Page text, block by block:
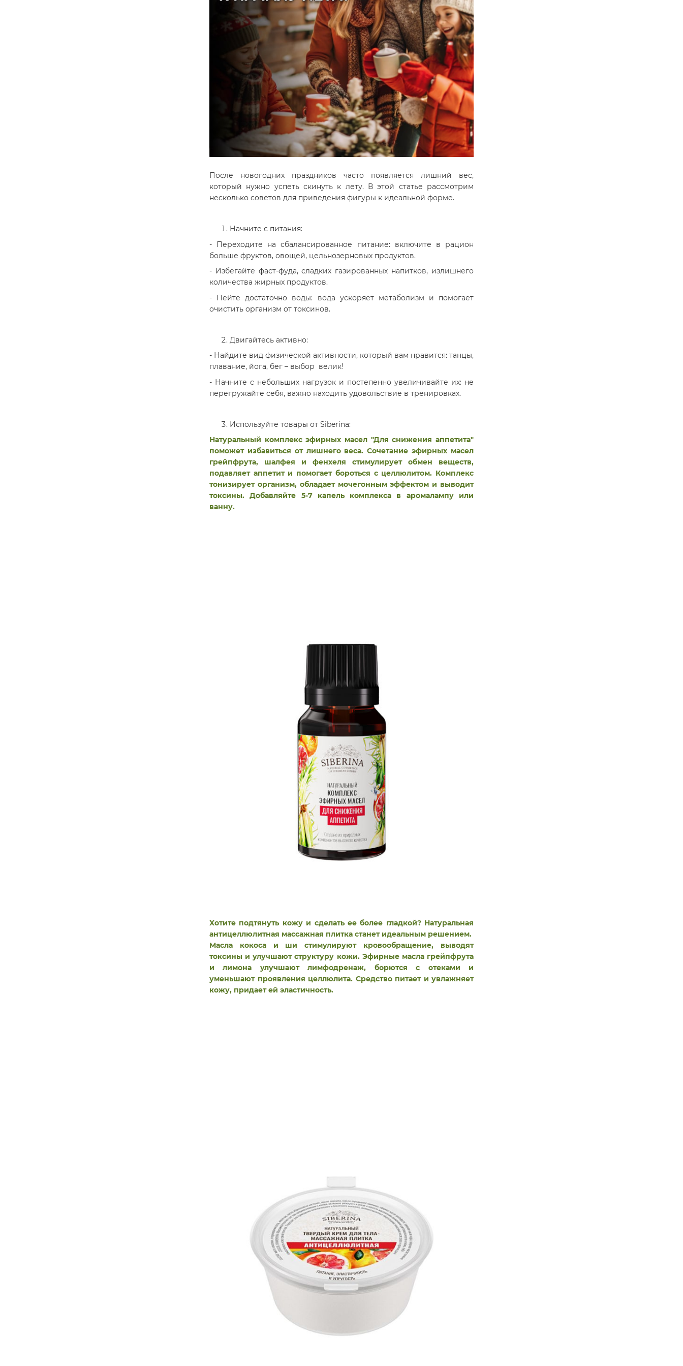
После новогодних праздников часто появляется лишний вес,
который нужно успеть скинуть к лету. В этой статье рассмотрим
несколько советов для приведения фигуры к идеальной форме.
Начните с питания:
- Переходите на сбалансированное питание: включите в рацион
больше фруктов, овощей, цельнозерновых продуктов.
- Избегайте фаст-фуда, сладких газированных напитков, излишнего
количества жирных продуктов.
- Пейте достаточно воды: вода ускоряет метаболизм и помогает
очистить организм от токсинов.
Двигайтесь активно:
- Найдите вид физической активности, который вам нравится: танцы,
плавание, йога, бег – выбор велик!
- Начните с небольших нагрузок и постепенно увеличивайте их: не
перегружайте себя, важно находить удовольствие в тренировках.
Используйте товары от Siberina:
Натуральный комплекс эфирных масел "Для снижения аппетита"
поможет избавиться от лишнего веса. Сочетание эфирных масел
грейпфрута, шалфея и фенхеля стимулирует обмен веществ,
подавляет аппетит и помогает бороться с целлюлитом. Комплекс
тонизирует организм, обладает мочегонным эффектом и выводит
токсины. Добавляйте 5-7 капель комплекса в аромалампу или
ванну.
Хотите подтянуть кожу и сделать ее более гладкой? Натуральная
антицеллюлитная массажная плитка станет идеальным решением.
Масла кокоса и ши стимулируют кровообращение, выводят
токсины и улучшают структуру кожи. Эфирные масла грейпфрута
и лимона улучшают лимфодренаж, борются с отеками и
уменьшают проявления целлюлита. Средство питает и увлажняет
кожу, придает ей эластичность.